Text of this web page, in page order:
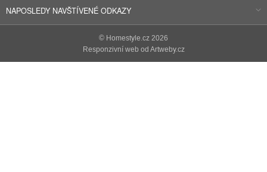
NAPOSLEDY NAVŠTÍVENÉ ODKAZY
© Homestyle.cz 2026
Responzivní web od Artweby.cz